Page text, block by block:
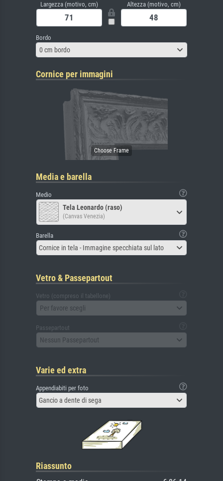
Largezza (motivo, cm) Altezza (motivo, cm)
Bordo
0 cm bordo
Cornice per immagini
Media e barella
Medio
Tela Leonardo (raso)
(Canvas Venezia)
Barella
Cornice in tela - Immagine specchiata sul lato
Vetro & Passepartout
Vetro (compreso il tabellone)
Per favore scegli
Passepartout
Nessun Passepartout
Varie ed extra
Appendiabiti per foto
Gancio a dente di sega
Riassunto